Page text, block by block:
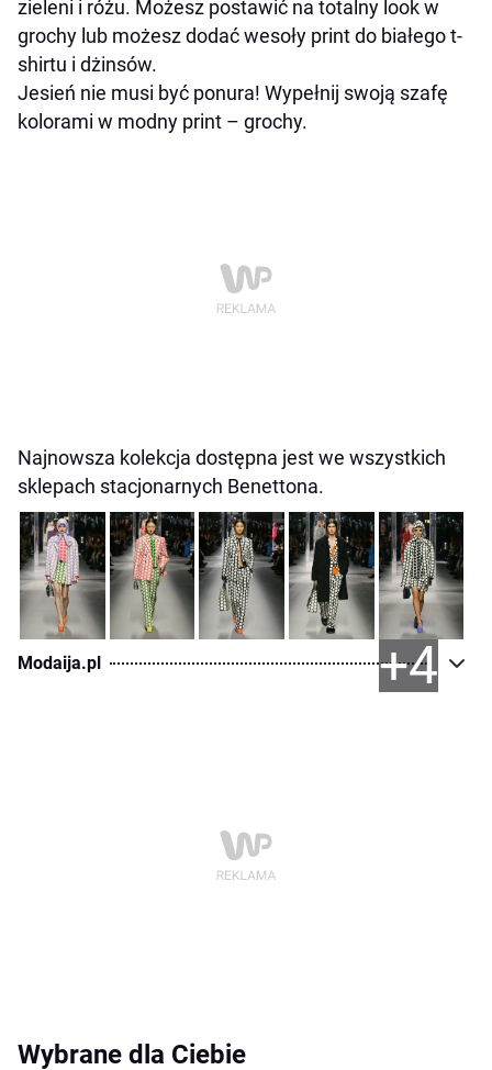
zieleni i różu. Możesz postawić na totalny look w
grochy lub możesz dodać wesoły print do białego t-
shirtu i dżinsów.
Jesień nie musi być ponura! Wypełnij swoją szafę
kolorami w modny print – grochy.
Najnowsza kolekcja dostępna jest we wszystkich
sklepach stacjonarnych Benettona.
+4
Modaija.pl
Wybrane dla Ciebie